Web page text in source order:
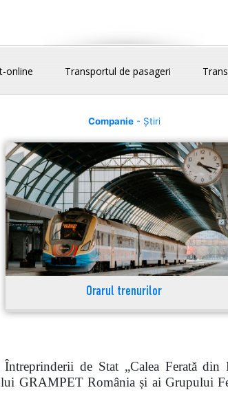
online Transportul de pasageri
Companie- Știri
Orarul trenurilor
de Stat „Calea Ferată
GRAMPET România și ai Grupului